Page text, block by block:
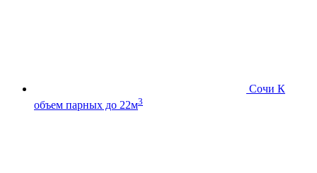
Сочи К
объем парных до 22м3